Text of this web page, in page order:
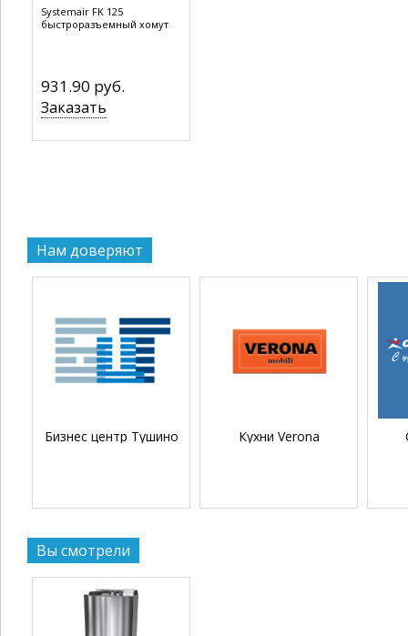
Systemair FK 125
быстроразъемный хомут
931.90 руб.
Заказать
Нам доверяют
Бизнес центр Тушино Кухни Verona
Вы смотрели